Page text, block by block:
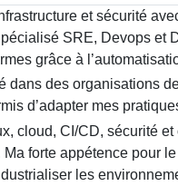
et sécurité
SRE, Devops et
grâce à
dans des organisations
d’adapter mes
cloud, CI/CD, sécurité
Ma forte appétence pour
les